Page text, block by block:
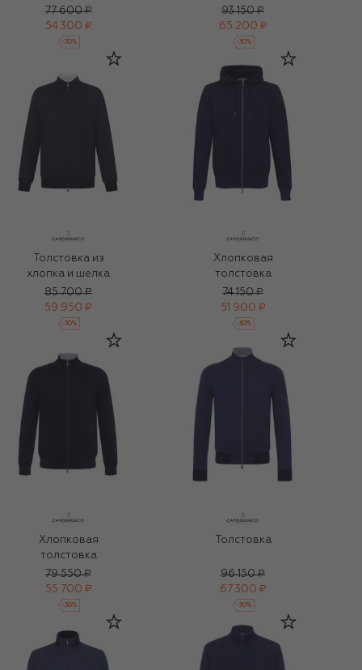
77 600 ₽
54 300 ₽
-30%
93 150 ₽
65 200 ₽
-30%
Толстовка из
хлопка и шелка
85 700 ₽
59 950 ₽
-30%
Хлопковая
толстовка
74 150 ₽
51 900 ₽
-30%
Хлопковая
толстовка
79 550 ₽
55 700 ₽
-30%
Толстовка
96 150 ₽
67 300 ₽
-30%